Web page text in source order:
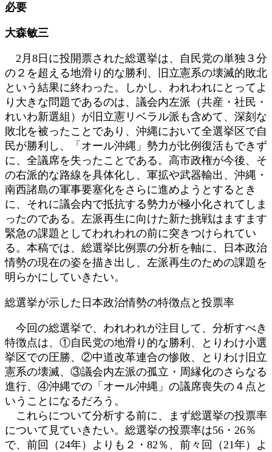
必要
大森敏三
2月8日に投開票された総選挙は、自民党の単独３分
の２を超える地滑り的な勝利、旧立憲系の壊滅的敗北
という結果に終わった。しかし、われわれにとってよ
り大きな問題であるのは、議会内左派（共産・社民・
れいわ新選組）が旧立憲リベラル派も含めて、深刻な
敗北を被ったことであり、沖縄において全選挙区で自
民が勝利し、「オール沖縄」勢力が比例復活もできず
に、全議席を失ったことである。高市政権が今後、そ
の右派的な路線を具体化し、軍拡や武器輸出、沖縄・
南西諸島の軍事要塞化をさらに進めようとするとき
に、それに議会内で抵抗する勢力が極小化されてしま
ったのである。左派再生に向けた新た挑戦はますます
緊急の課題としてわれわれの前に突きつけられてい
る。本稿では、総選挙比例票の分析を軸に、日本政治
情勢の現在の姿を描き出し、左派再生のための課題を
明らかにしていきたい。
総選挙が示した日本政治情勢の特徴点と投票率
今回の総選挙で、われわれが注目して、分析すべき
特徴点は、①自民党の地滑り的な勝利、とりわけ小選
挙区での圧勝、②中道改革連合の惨敗、とりわけ旧立
憲系の壊滅、③議会内左派の孤立・周縁化のさらなる
進行、④沖縄での「オール沖縄」の議席喪失の４点と
いうことになるだろう。
これらについて分析する前に、まず総選挙の投票率
について見ていきたい。総選挙の投票率は56・26％
で、前回（24年）よりも２・82％、前々回（21年）よ